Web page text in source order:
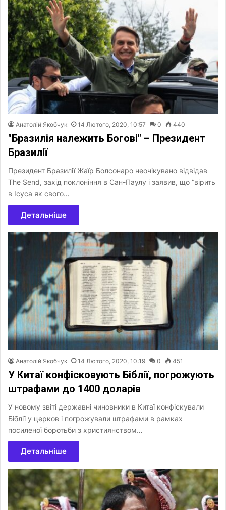
Анатолій Якобчук 14 Лютого, 2020, 10:57 0 440
"Бразилія належить Богові" – Президент
Бразилії
Президент Бразилії Жаїр Болсонаро неочікувано відвідав
The Send, захід поклоніння в Сан-Паулу і заявив, що “вірить
в Ісуса як свого…
Детальніше
Анатолій Якобчук 14 Лютого, 2020, 10:19 0 451
У Китаї конфісковують Біблії, погрожують
штрафами до 1400 доларів
У новому звіті державні чиновники в Китаї конфіскували
Біблії у церков і погрожували штрафами в рамках
посиленої боротьби з християнством…
Детальніше